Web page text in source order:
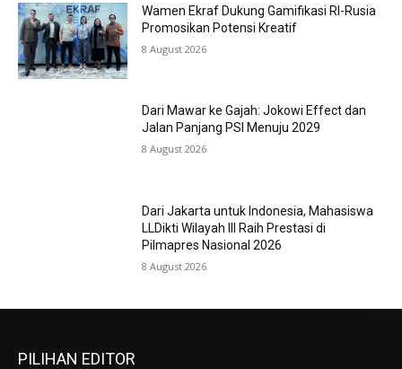
Wamen Ekraf Dukung Gamifikasi RI-Rusia
Promosikan Potensi Kreatif
8 August 2026
Dari Mawar ke Gajah: Jokowi Effect dan
Jalan Panjang PSI Menuju 2029
8 August 2026
Dari Jakarta untuk Indonesia, Mahasiswa
LLDikti Wilayah III Raih Prestasi di
Pilmapres Nasional 2026
8 August 2026
PILIHAN EDITOR